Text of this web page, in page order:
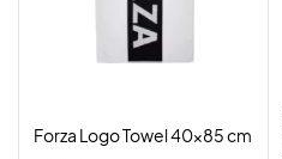
Forza Logo Towel 40x85 cm